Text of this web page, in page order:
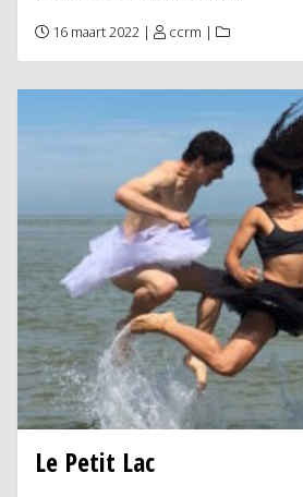
16 maart 2022 | ccrm |
Le Petit Lac